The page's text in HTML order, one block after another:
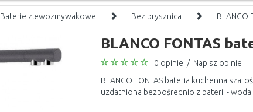
Baterie zlewozmywakowe Bez prysznica BLANCO
BLANCO FONTAS
0 opinie / Napisz opinie
BLANCO FONTAS bateria kuchenna
uzdatniona bezpośrednio z baterii -